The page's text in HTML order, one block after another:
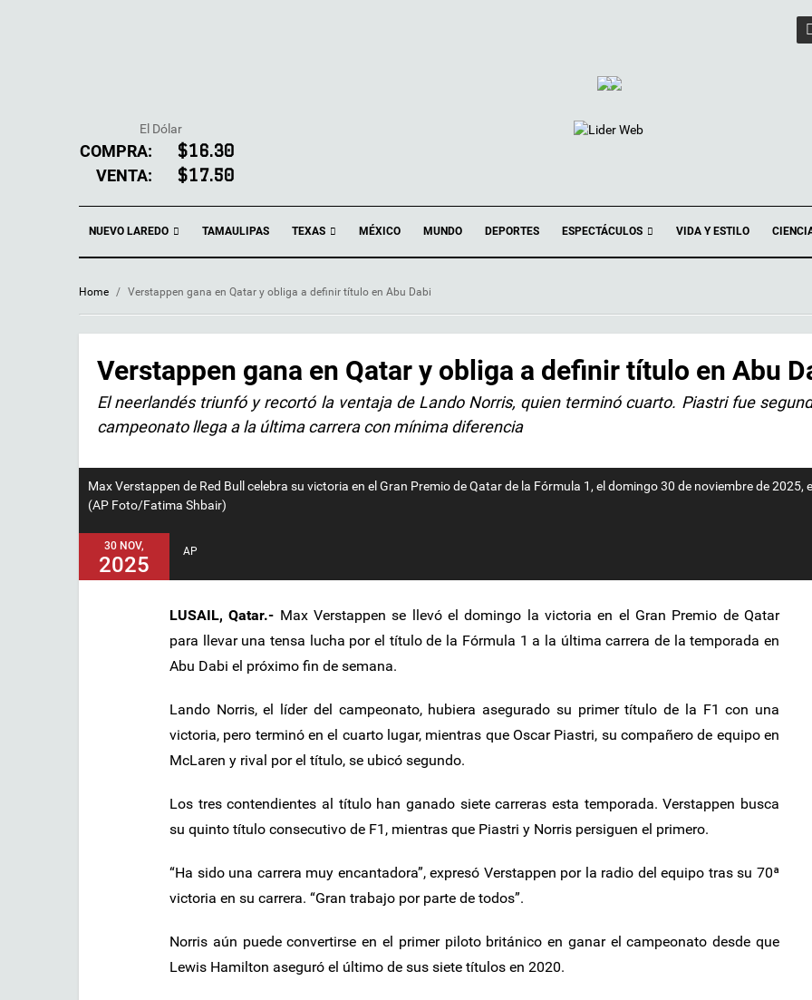
El Dólar
COMPRA: $16.30
VENTA: $17.50
NUEVO LAREDO TAMAULIPAS TEXAS MÉXICO MUNDO DEPORTES ESPECTÁCULOS VIDA Y ESTILO
Home / Verstappen gana en Qatar y obliga a definir título en Abu Dabi
Verstappen gana en Qatar y obliga a definir título en Abu
El neerlandés triunfó y recortó la ventaja de Lando Norris, quien terminó cuarto. Piastri fue
campeonato llega a la última carrera con mínima diferencia
Max Verstappen de Red Bull celebra su victoria en el Gran Premio de Qatar de la Fórmula 1, el domingo 30 de noviembre de 2025,
(AP Foto/Fatima Shbair)
30 NOV,
2025
AP
LUSAIL, Qatar.- Max Verstappen se llevó el domingo la victoria en el Gran Premio de Qatar
para llevar una tensa lucha por el título de la Fórmula 1 a la última carrera de la temporada en
Abu Dabi el próximo fin de semana.
Lando Norris, el líder del campeonato, hubiera asegurado su primer título de la F1 con una
victoria, pero terminó en el cuarto lugar, mientras que Oscar Piastri, su compañero de equipo en
McLaren y rival por el título, se ubicó segundo.
Los tres contendientes al título han ganado siete carreras esta temporada. Verstappen busca
su quinto título consecutivo de F1, mientras que Piastri y Norris persiguen el primero.
“Ha sido una carrera muy encantadora”, expresó Verstappen por la radio del equipo tras su 70ª
victoria en su carrera. “Gran trabajo por parte de todos”.
Norris aún puede convertirse en el primer piloto británico en ganar el campeonato desde que
Lewis Hamilton aseguró el último de sus siete títulos en 2020.